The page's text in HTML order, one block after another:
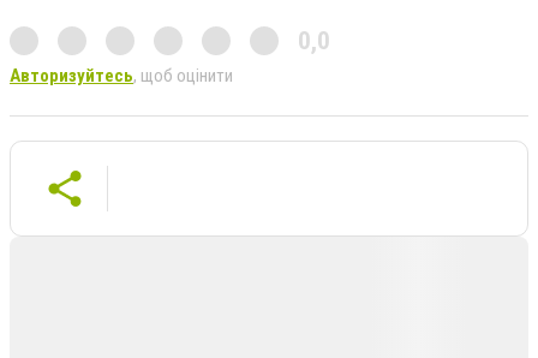
0,0
Авторизуйтесь, щоб оцінити